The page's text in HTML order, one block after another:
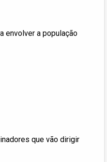
envolver a população
que vão dirigir